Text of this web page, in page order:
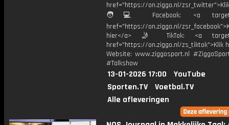
href="https://on.ziggo.nl/
🧑💻 Facebook: <a
href="https://on.ziggo.nl/
hier</a> 🤳 TikTok: <a
href="https://on.ziggo.nl/zs_tiktok">Klik
Website: www.ziggosport.nl
#Talkshow
13-01-2026 17:00
YouTube
Sporten.TV
Voetbal.TV
Alle afleveringen